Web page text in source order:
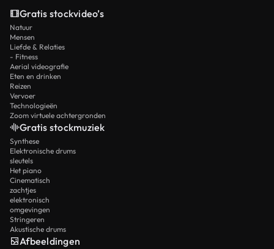
Gratis stockvideo’s
Natuur
Mensen
Liefde & Relaties
- Fitness
Aerial videografie
Eten en drinken
Reizen
Vervoer
Technologieën
Zoom virtuele achtergronden
Gratis stockmuziek
Synthese
Elektronische drums
sleutels
Het piano
Cinematisch
zachtjes
elektronisch
omgevingen
Stringeren
Akustische drums
Afbeeldingen